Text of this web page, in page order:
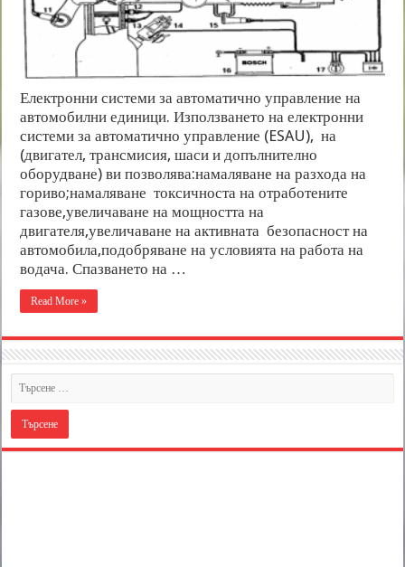
Електронни системи за автоматично управление на
автомобилни единици. Използването на електронни
системи за автоматично управление (ESAU), на
(двигател, трансмисия, шаси и допълнително
оборудване) ви позволява:намаляване на разхода на
гориво;намаляване токсичноста на отработените
газове,увеличаване на мощността на
двигателя,увеличаване на активната безопасност на
автомобила,подобряване на условията на работа на
водача. Спазването на …
Read More »